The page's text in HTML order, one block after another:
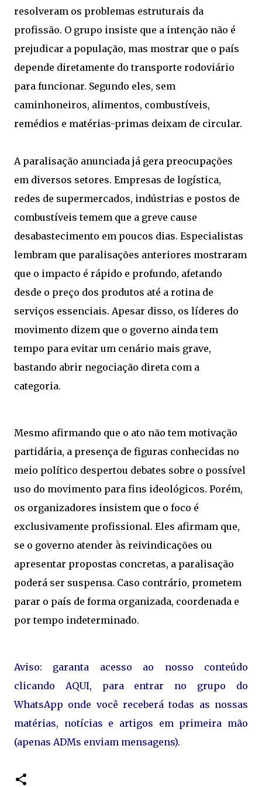
resolveram os problemas estruturais da
profissão. O grupo insiste que a intenção não é
prejudicar a população, mas mostrar que o país
depende diretamente do transporte rodoviário
para funcionar. Segundo eles, sem
caminhoneiros, alimentos, combustíveis,
remédios e matérias-primas deixam de circular.
A paralisação anunciada já gera preocupações
em diversos setores. Empresas de logística,
redes de supermercados, indústrias e postos de
combustíveis temem que a greve cause
desabastecimento em poucos dias. Especialistas
lembram que paralisações anteriores mostraram
que o impacto é rápido e profundo, afetando
desde o preço dos produtos até a rotina de
serviços essenciais. Apesar disso, os líderes do
movimento dizem que o governo ainda tem
tempo para evitar um cenário mais grave,
bastando abrir negociação direta com a
categoria.
Mesmo afirmando que o ato não tem motivação
partidária, a presença de figuras conhecidas no
meio político despertou debates sobre o possível
uso do movimento para fins ideológicos. Porém,
os organizadores insistem que o foco é
exclusivamente profissional. Eles afirmam que,
se o governo atender às reivindicações ou
apresentar propostas concretas, a paralisação
poderá ser suspensa. Caso contrário, prometem
parar o país de forma organizada, coordenada e
por tempo indeterminado.
Aviso: garanta acesso ao nosso conteúdo
clicando AQUI, para entrar no grupo do
WhatsApp onde você receberá todas as nossas
matérias, notícias e artigos em primeira mão
(apenas ADMs enviam mensagens).